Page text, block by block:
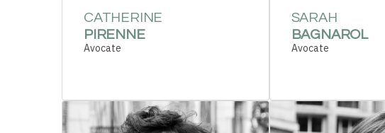
CATHERINE
PIRENNE
Avocate
SARAH
BAGNAROL
Avocate